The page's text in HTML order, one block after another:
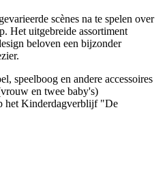
scènes na te spelen over
Het uitgebreide assortiment
beloven een bijzonder
speelboog en andere accessoires
en twee baby's)
het Kinderdagverblijf "De